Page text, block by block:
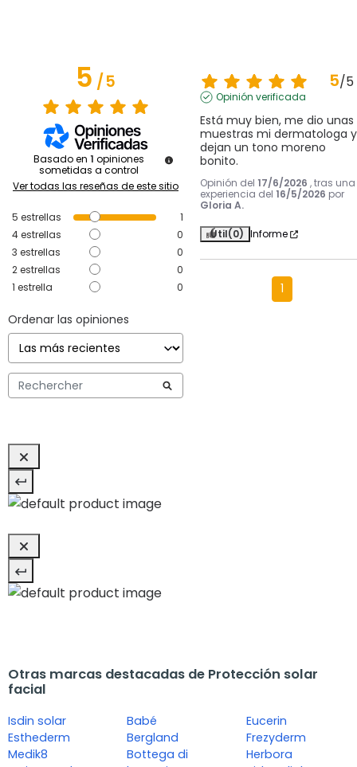
5/5
Basado en 1 opiniones
sometidas a control
Ver todas las reseñas de este sitio
5 estrellas
1
4estrellas
0
3 estrellas
0
2estrellas
0
1 estrella 0
Ordenar las opiniones
5/5
Opinión verificada
Está muy bien, me dio unas
muestras mi dermatologa y
dejan un tono moreno
bonito.
Opinión del 17/6/2026 , tras una
experiencia del 16/5/2026 por
Gloria A.
Útil(0) Informe
1
Otras marcas destacadas de Protección solar
facial
Isdin solar
Esthederm
Medik8
Babé
Bergland
Bottega di
Eucerin
Frezyderm
Herbora